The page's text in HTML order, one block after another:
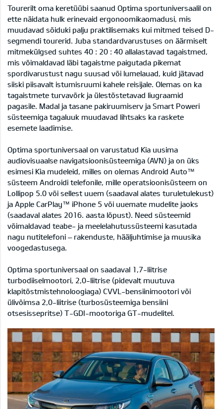
Tourerilt oma keretüübi saanud Optima sportuniversaalil on
ette näidata hulk erinevaid ergonoomikaomadusi, mis
muudavad sõiduki palju praktilisemaks kui mitmed teised D-
segmendi tourerid. Juba standardvarustuses on äärmiselt
mitmekülgsed suhtes 40 : 20 : 40 allalastavad tagaistmed,
mis võimaldavad läbi tagaistme paigutada pikemat
spordivarustust nagu suusad või lumelauad, kuid jätavad
siiski piisavalt istumisruumi kahele reisijale. Olemas on ka
tagaistmete turvavõrk ja ülestõstetavad liugraamid
pagasile. Madal ja tasane pakiruumiserv ja Smart Poweri
süsteemiga tagaluuk muudavad lihtsaks ka raskete
esemete laadimise.
Optima sportuniversaal on varustatud Kia uusima
audiovisuaalse navigatsioonisüsteemiga (AVN) ja on üks
esimesi Kia mudeleid, milles on olemas Android Auto™
süsteem Androidi telefonile, mille operatsioonisüsteem on
Lollipop 5.0 või sellest uuem (saadaval alates turuletulekust)
ja Apple CarPlay™ iPhone 5 või uuemate mudelite jaoks
(saadaval alates 2016. aasta lõpust). Need süsteemid
võimaldavad teabe- ja meelelahutussüsteemi kasutada
nagu nutitelefoni – rakenduste, hääljuhtimise ja muusika
voogedastusega.
Optima sportuniversaal on saadaval 1,7-liitrise
turbodiiselmootori, 2,0-liitrise (pidevalt muutuva
klapitõstmistehnoloogiaga) CVVL-bensiinimootori või
ülivõimsa 2,0-liitrise (turbosüsteemiga bensiini
otsesissepritse) T-GDI-mootoriga GT-mudelitel.